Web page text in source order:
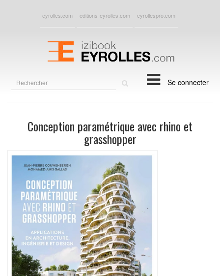
eyrolles.com editions-eyrolles.com eyrollespro.com
Se connecter
Conception paramétrique avec rhino et
grasshopper